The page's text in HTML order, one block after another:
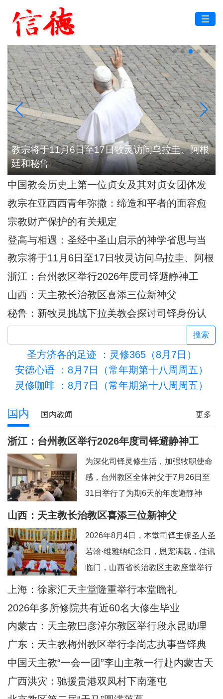
浙江：台州教区举行2026年度司铎避静神工
中国教会历史上第一位贞女及其对贞女团体发
展的深远影响
教宗在亚西西青年弥撒：缔造和平者的面容愈
加肖似基督
宗教财产保护的有关规定
登高与相遇：圣经中圣山启示的神学省思与当
代意义
教宗将于11月6日至17日牧灵访问乌拉圭、阿根
廷和秘鲁
浙江：台州教区举行2026年度司铎避静神工
山西：天主教长治教区喜添三位新神父
秘鲁：新牧灵挑战下拉美教会探讨司铎身份认
同
搜索
圣方济各的足迹 ：灵修365（8月7日）
安德心语 ：8月7日（常年期第十八周周五）
灵修咖啡 ：8月7日（常年期第十八周周五）
更多
国内 国内教闻
浙江：台州教区举行2026年度司铎避静神工
为深化司铎灵修生活，加强牧职使命
感，台州教区全体神父于7月26日至
31日举行了为期6天的年度避静神
工。本次避静特别邀请到上海佘山修
深刻地认识真实的耶稣基督”。在当今
忙碌而多元的牧灵环境中，此次避静
为神父们提供了一个宝贵的静默与省
思时机，帮助大家暂时脱离日常事
务，回归内在深
山西：天主教长治教区喜添三位新神父
2026年8月4日，本堂司铎主保圣人圣
若翰·维雅纳纪念日，恩宠满载，佳讯
临门，山西省长治教区主教座堂举行
司铎祝圣典礼，为张浩然（伯多
禄）三位执事授予司铎圣秩。祝圣典
礼由长治教区丁令斌主教主持，教区
办公室主任申学忠神父、主教府本堂
韩霄神父襄礼。来自长治教区及各地
80余位神父共祭
上海：徐家汇天主堂隆重举行本堂瞻礼
2026年多所修院共有近60名大修生毕业
内蒙古：天主教巴彦淖尔教区举行段永昆助理
主教祝圣典礼
广东：天主教梅州教区举行李尚志执事晋铎典
礼
中国天主教“一会一团”李山主教一行赴内蒙古天
主教调研
广西洪灾：驰援贵港双凤村下南蓬屯